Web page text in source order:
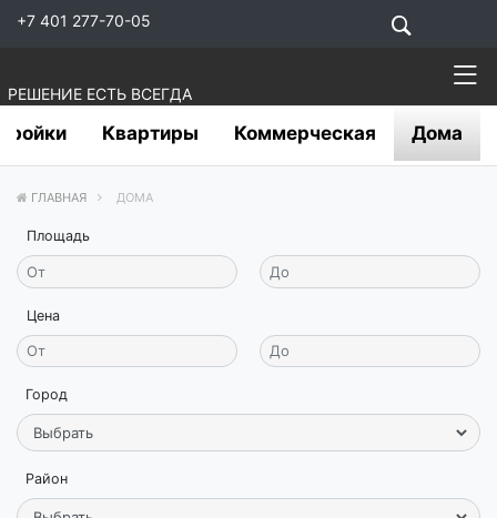
+7 401 277-70-05
РЕШЕНИЕ ЕСТЬ ВСЕГДА
Квартиры Коммерческая Дома
ГЛАВНАЯ ДОМА
Площадь
Цена
Город
Район